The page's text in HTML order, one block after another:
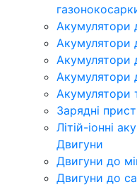
Акумулятори
Акумулятори
Акумулятори
Акумулятори
Акумулятори
Зарядні
Літій-іонні
Двигуни
Двигуни до
Двигуни до